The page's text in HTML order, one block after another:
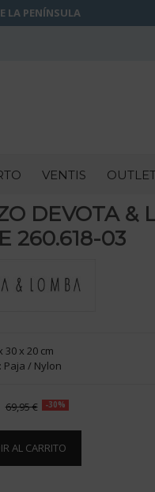
LA PENÍNSULA
VENTIS
DEVOTA &
260.618-03
30 x 20 cm
Paja / Nylon
69,95 € -30%
AL CARRITO